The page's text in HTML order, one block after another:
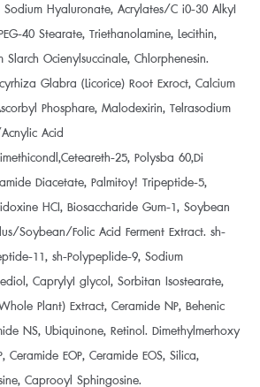
Hyaluronate, Acrylates/C i0-30 AlkyI
40 Stearate, Triethanolamine, Lecithin,
Ocienylsuccinale, Chlorphenesin.
Glabra (Licorice) Root Exroct, Calcium
Phosphare, Malodexirin, Telrasodium
Acid
25, Polysba 60,Di
Diacetate, Palmitoy! Tripeptide-5,
HCI, Biosaccharide Gum-1, Soybean
Soybean/Folic Acid Ferment Extract. sh-
11, sh-Polypeplide-9, Sodium
CaprylyI glycol, Sorbitan Isostearate,
Plant) Extract, Ceramide NP, Behenic
NS, Ubiquinone, Retinol. Dimethylmerhoxy
Ceramide EOP, Ceramide EOS, Silica,
Caprooyl Sphingosine.